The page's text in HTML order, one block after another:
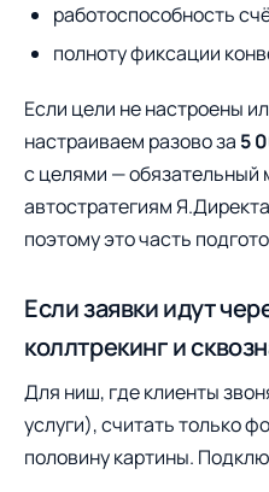
работоспособность
полноту фиксации
Если цели не настроены
настраиваем разово за 5
с целями — обязательный
автостратегиям
поэтому это часть
Если заявки идут
коллтрекинг и
Для ниш, где клиенты
услуги), считать только
половину картины.